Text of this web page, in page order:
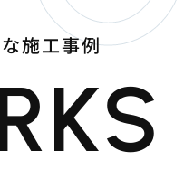
施工事例